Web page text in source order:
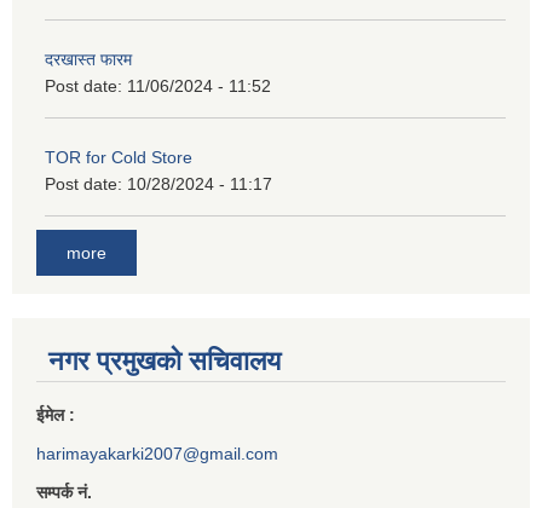
दरखास्त फारम
Post date: 11/06/2024 - 11:52
TOR for Cold Store
Post date: 10/28/2024 - 11:17
more
नगर प्रमुखको सचिवालय
ईमेल :
harimayakarki2007@gmail.com
सम्पर्क नं.